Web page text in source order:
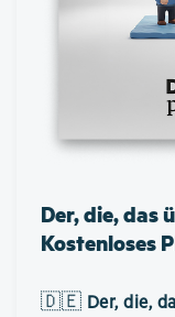
Der, die, das
Kostenloses
🇩🇪 Der, die,